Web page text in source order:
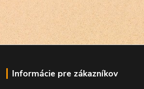
Informácie pre zákazníkov